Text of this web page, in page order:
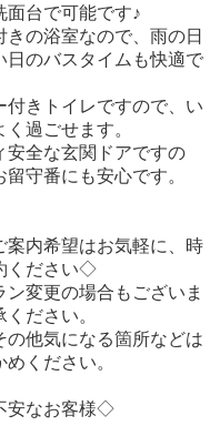
面台で可能です♪
の浴室なので、雨の日
日のバスタイムも快適で
きトイレですので、い
過ごせます。
全な玄関ドアですの
守番にも安心です。
内希望はお気軽に、時
ください◇
変更の場合もございま
ださい。
他気になる箇所などは
ください。
安なお客様◇